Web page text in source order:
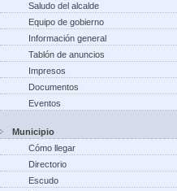
Saludo del alcalde
Equipo de gobierno
Información general
Tablón de anuncios
Impresos
Documentos
Eventos
Municipio
Cómo llegar
Directorio
Escudo